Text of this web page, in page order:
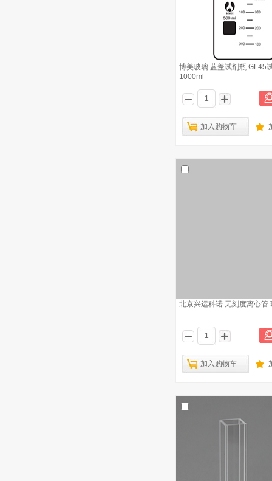
博美玻璃 蓝盖试剂瓶 GL45
1000ml
加入购物车
北京兴运科诺 无刻度离心管
加入购物车